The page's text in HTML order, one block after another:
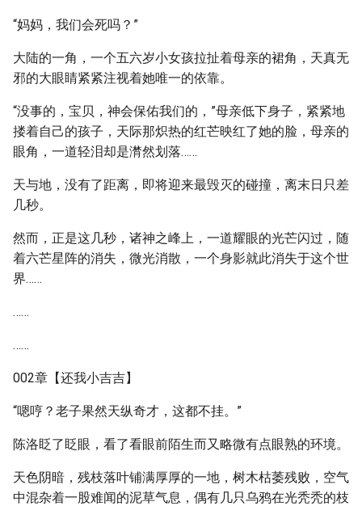
“妈妈，我们会死吗？”
大陆的一角，一个五六岁小女孩拉扯着母亲的裙角，天真无
邪的大眼睛紧紧注视着她唯一的依靠。
“没事的，宝贝，神会保佑我们的，”母亲低下身子，紧紧地
搂着自己的孩子，天际那炽热的红芒映红了她的脸，母亲的
眼角，一道轻泪却是潸然划落……
天与地，没有了距离，即将迎来最毁灭的碰撞，离末日只差
几秒。
然而，正是这几秒，诸神之峰上，一道耀眼的光芒闪过，随
着六芒星阵的消失，微光消散，一个身影就此消失于这个世
界……
……
……
002章【还我小吉吉】
“嗯哼？老子果然天纵奇才，这都不挂。”
陈洛眨了眨眼，看了看眼前陌生而又略微有点眼熟的环境。
天色阴暗，残枝落叶铺满厚厚的一地，树木枯萎残败，空气
中混杂着一股难闻的泥草气息，偶有几只乌鸦在光秃秃的枝